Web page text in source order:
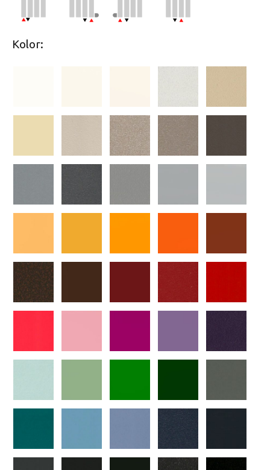
Kolor: